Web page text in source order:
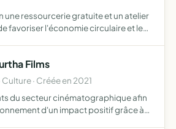
une ressourcerie gratuite et un atelier
favoriser l'économie circulaire et le
Films
· Créée en 2021
du secteur cinématographique afin
d'un impact positif grâce à